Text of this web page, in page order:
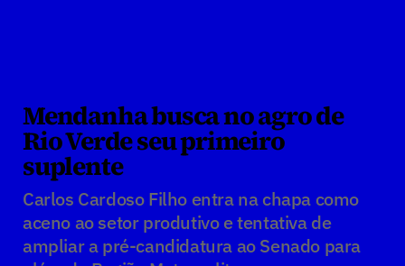
Mendanha busca no agro de
Rio Verde seu primeiro
suplente
Carlos Cardoso Filho entra na chapa como
aceno ao setor produtivo e tentativa de
ampliar a pré-candidatura ao Senado para